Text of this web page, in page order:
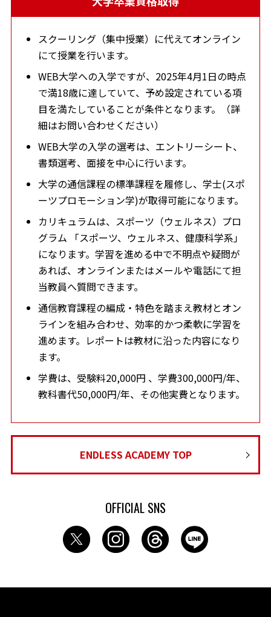
スクーリング（集中授業）に代えてオンライン
にて授業を行います。
WEB大学への入学ですが、2025年4月1日の時点
で満18歳に達していて、予め設定されている項
目を満たしていることが条件となります。（詳
細はお問い合わせください）
WEB大学の入学の選考は、エントリーシート、
書類選考、面接を中心に行います。
大学の通信課程の標準課程を履修し、学士(スポ
ーツプロモーション学)が取得可能になります。
カリキュラムは、スポーツ（ウェルネス）プロ
グラム 「スポーツ、ウェルネス、健康科学系」
になります。学習を進める中で不明点や疑問が
あれば、オンラインまたはメールや電話にて担
当教員へ質問できます。
通信教育課程の編成・特色を踏まえ教材とオン
ラインを組み合わせ、効率的かつ柔軟に学習を
進めます。レポートは教材に沿った内容になり
ます。
学費は、受験料20,000円 、学費300,000円/年、
教科書代50,000円/年、その他実費となります。
ENDLESS ACADEMY TOP
OFFICIAL SNS